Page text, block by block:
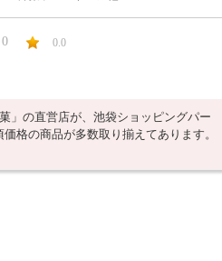
0 0.0
」の直営店が、池袋ショッピングパー
格の商品が多数取り揃えてあります。